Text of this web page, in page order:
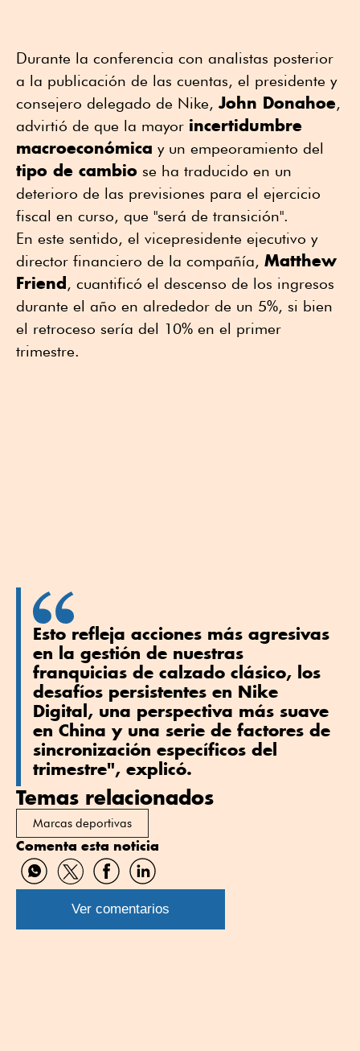
Durante la conferencia con analistas posterior
a la publicación de las cuentas, el presidente y
consejero delegado de Nike, John Donahoe,
advirtió de que la mayor incertidumbre
macroeconómica y un empeoramiento del
tipo de cambio se ha traducido en un
deterioro de las previsiones para el ejercicio
fiscal en curso, que "será de transición".
En este sentido, el vicepresidente ejecutivo y
director financiero de la compañía, Matthew
Friend , cuantificó el descenso de los ingresos
durante el año en alrededor de un 5%, si bien
el retroceso sería del 10% en el primer
trimestre.
Esto refleja acciones más agresivas
en la gestión de nuestras
franquicias de calzado clásico, los
desafíos persistentes en Nike
Digital, una perspectiva más suave
en China y una serie de factores de
sincronización específicos del
trimestre", explicó.
Temas relacionados
Marcas deportivas
Comenta esta noticia
Compartir
por
WhatsApp
Compartir
por
Twitter
Compartir
por
Facebook
Compartir
por
Linkedin
Ver comentarios